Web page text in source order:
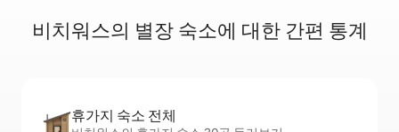
비치워스의 별장 숙소에 대한 간편 통계
휴가지 숙소 전체